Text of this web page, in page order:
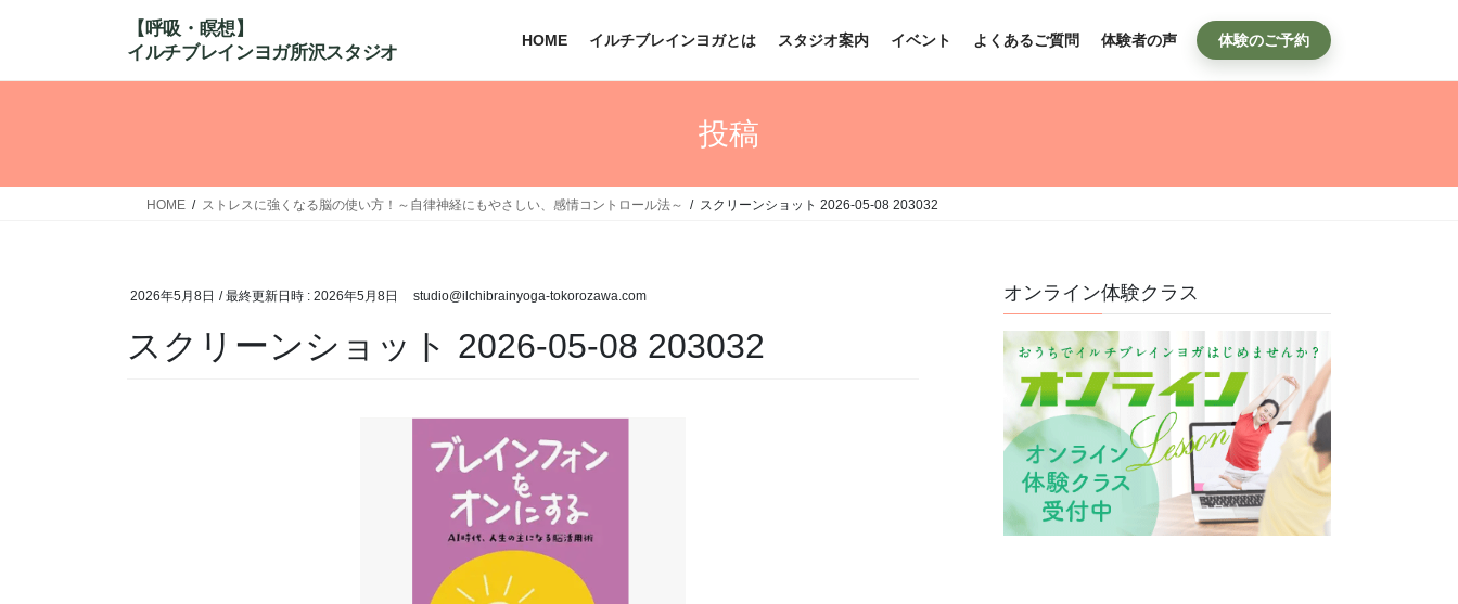
HOME イルチブレインヨガとは スタジオ案内 イベント よくあるご質問 体験者の声 体験のご予約
投稿
HOME ストレスに強くなる脳の使い方！～自律神経にもやさしい、感情コントロール法～ スクリーンショット 2026-05-08 203032
2026年5月8日 / 最終更新日時 : 2026年5月8日 studio@ilchibrainyoga-tokorozawa.com
スクリーンショット 2026-05-08 203032
オンライン体験クラス